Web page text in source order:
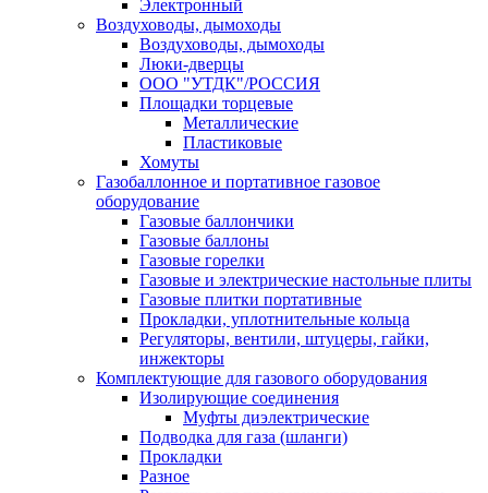
Электронный
Воздуховоды, дымоходы
Воздуховоды, дымоходы
Люки-дверцы
ООО "УТДК"/РОССИЯ
Площадки торцевые
Металлические
Пластиковые
Хомуты
Газобаллонное и портативное газовое
оборудование
Газовые баллончики
Газовые баллоны
Газовые горелки
Газовые и электрические настольные плиты
Газовые плитки портативные
Прокладки, уплотнительные кольца
Регуляторы, вентили, штуцеры, гайки,
инжекторы
Комплектующие для газового оборудования
Изолирующие соединения
Муфты диэлектрические
Подводка для газа (шланги)
Прокладки
Разное